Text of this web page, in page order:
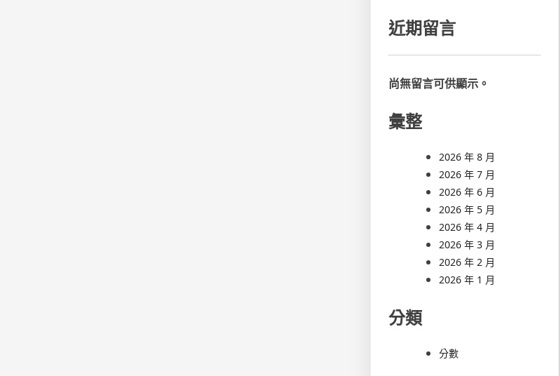
近期留言
尚無留言可供顯示。
彙整
2026 年 8 月
2026 年 7 月
2026 年 6 月
2026 年 5 月
2026 年 4 月
2026 年 3 月
2026 年 2 月
2026 年 1 月
分類
分數